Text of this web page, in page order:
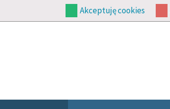
Akceptuję cookies